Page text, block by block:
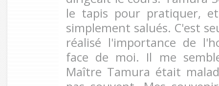
le tapis pour pratiquer,
simplement salués. C'est
réalisé l'importance de
face de moi. Il me
Maître Tamura était